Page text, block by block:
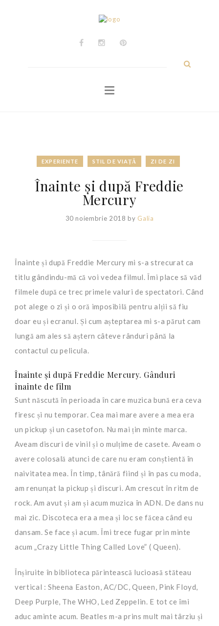
EXPERIENTE STIL DE VIAȚĂ ZI DE ZI
Înainte și după Freddie
Mercury
30 noiembrie 2018 by Galia
Înainte și după Freddie Mercury mi s-a strecurat ca
titlu gândindu-mă că voi vedea filmul. Îmi place să văd
filmele după ce trec primele valuri de spectatori. Când
pot alege o zi și o oră imposibilă pentru alții să fiu
doar eu și ecranul. Și cum așteptarea mi s-a părut cam
lungă am ales să aștern câteve rânduri până la
contactul cu pelicula.
Înainte și după Freddie Mercury. Gânduri
înainte de film
Sunt născută în perioada în care muzica bună era ceva
firesc și nu temporar. Cea mai mare avere a mea era
un pickup și un casetofon. Nu mai țin minte marca.
Aveam discuri de vinil și o mulțime de casete. Aveam o
avere colosală atunci de care nu eram conștientă în
naivitatea mea. În timp, tânără fiind și în pas cu moda,
am renunțat la pickup și discuri. Am crescut în ritm de
rock. Am avut și am și acum muzica în ADN. De dans nu
mai zic. Discoteca era a mea și loc se făcea când eu
dansam. Se face și acum. Îmi trece fugar prin minte
acum „Crazy Little Thing Called Love” ( Queen).
Înșiruite în biblioteca părintească lucioasă stăteau
vertical : Sheena Easton, AC/DC, Queen, Pink Floyd,
Deep Purple, The WHO, Led Zeppelin. E tot ce îmi
aduc aminte acum. Beatles m-a prins mult mai târziu și